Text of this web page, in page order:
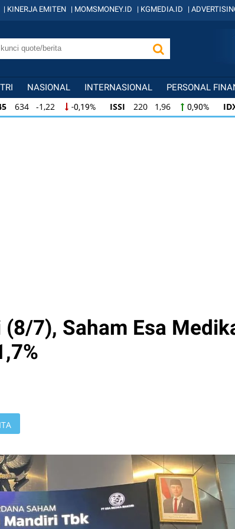
| KINERJA EMITEN | MOMSMONEY.ID | KGMEDIA.ID |
NASIONAL INTERNASIONAL PERSONAL
634 -1,22 -0,19% ISSI 220 1,96 0,90%
634 -1,22 -0,19% ISSI 220 1,96 0,90%
7), Saham Esa